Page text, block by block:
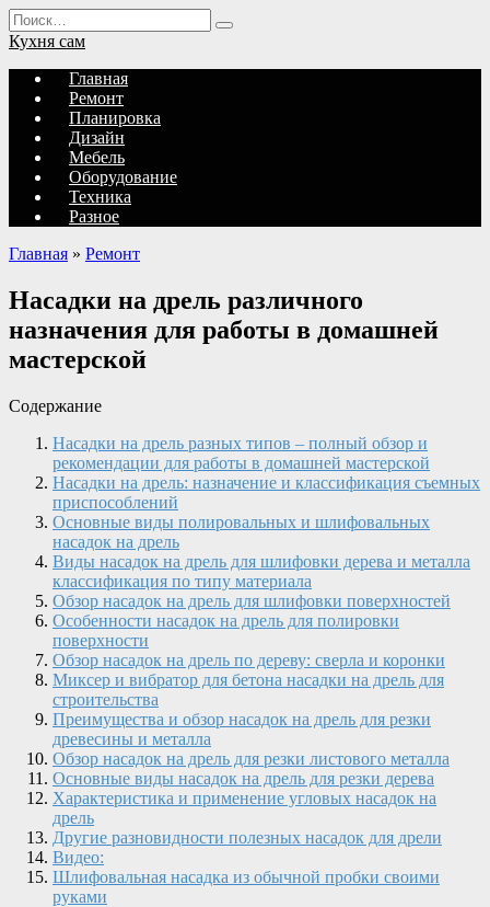
Перейти
к
содержанию
Search
for:
Кухня сам
Главная
Ремонт
Планировка
Дизайн
Мебель
Оборудование
Техника
Разное
Главная » Ремонт
Насадки на дрель различного
назначения для работы в домашней
мастерской
Содержание
Насадки на дрель разных типов – полный обзор и
рекомендации для работы в домашней мастерской
Насадки на дрель: назначение и классификация съемных
приспособлений
Основные виды полировальных и шлифовальных
насадок на дрель
Виды насадок на дрель для шлифовки дерева и металла
классификация по типу материала
Обзор насадок на дрель для шлифовки поверхностей
Особенности насадок на дрель для полировки
поверхности
Обзор насадок на дрель по дереву: сверла и коронки
Миксер и вибратор для бетона насадки на дрель для
строительства
Преимущества и обзор насадок на дрель для резки
древесины и металла
Обзор насадок на дрель для резки листового металла
Основные виды насадок на дрель для резки дерева
Характеристика и применение угловых насадок на
дрель
Другие разновидности полезных насадок для дрели
Видео:
Шлифовальная насадка из обычной пробки своими
руками